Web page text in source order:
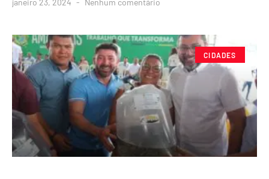
janeiro 23, 2024 Nenhum comentário
CIDADES